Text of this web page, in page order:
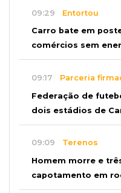
09:29 Entortou
Carro bate em
comércios sem
09:17 Parceria
Federação de
dois estádios de
09:09 Terenos
Homem morre e
capotamento em